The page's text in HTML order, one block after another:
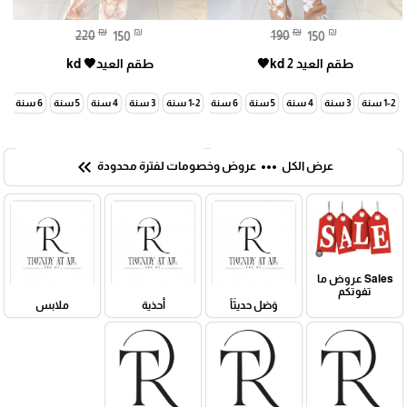
190 ₪ 150 ₪
طقم العيد kd 2🤎
1-2 سنة 3 سنة 4 سنة 5 سنة 6 سنة 7 سنة
220 ₪ 150 ₪
طقم العيد🤎 kd
1-2 سنة 3 سنة 4 سنة 5 سنة 6 سنة
عرض الكل more_horiz عروض وخصومات لفترة محدودة keyboard_double_arrow_left
Sales عروض ما
تفوتكم
وَصَل حديثَاً
أحذية ملابس